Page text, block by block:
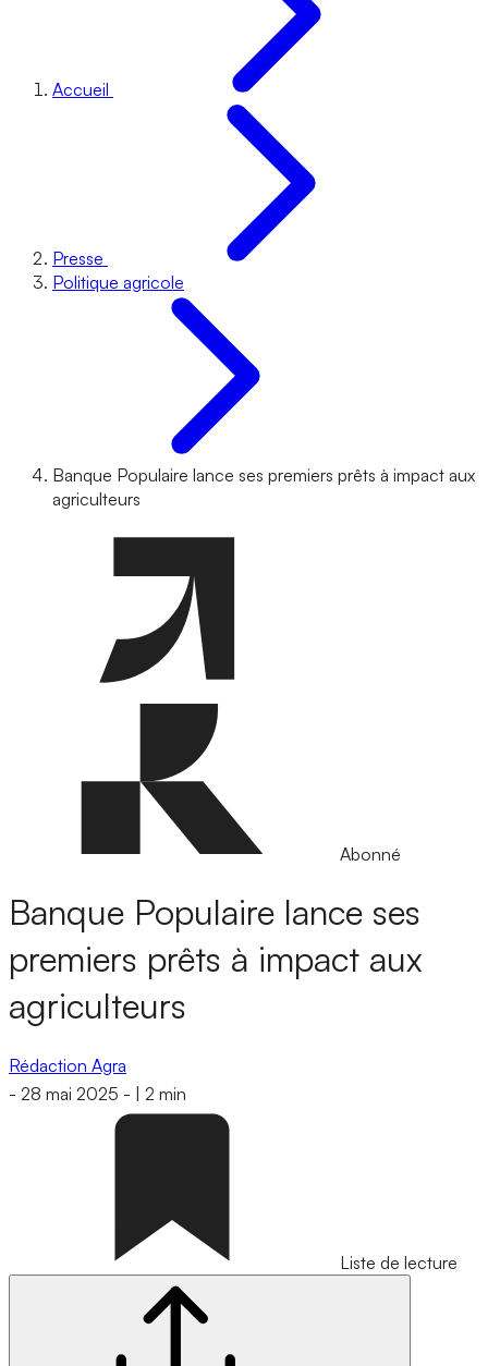
Accueil
Presse
Politique agricole
Banque Populaire lance ses premiers prêts à impact aux
agriculteurs
Abonné
Banque Populaire lance ses
premiers prêts à impact aux
agriculteurs
Rédaction Agra
- 28 mai 2025 - 2 min
Liste de lecture